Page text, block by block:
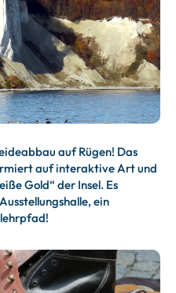
auf Rügen! Das
auf interaktive Art und
Gold“ der Insel. Es
ein